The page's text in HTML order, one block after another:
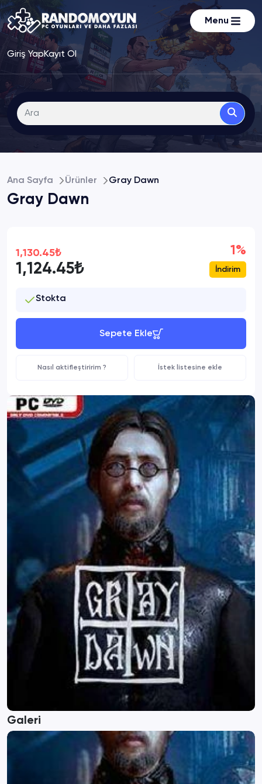
Menu
Giriş YapKayıt Ol
Ana Sayfa Ürünler Gray Dawn
Gray Dawn
Galeri
1,130.45₺
1,124.45₺
1%
İndirim
Stokta
Sepete Ekle
Nasıl aktifleştiririm ? İstek listesine ekle